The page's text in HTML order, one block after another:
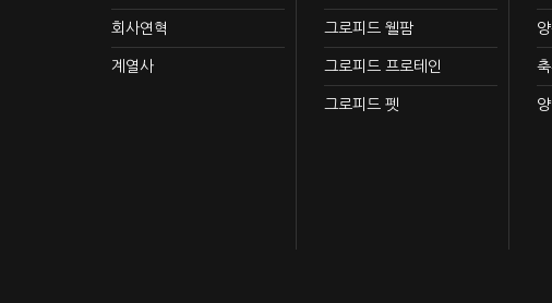
회사연혁
계열사
그로피드 웰팜
그로피드 프로테인
그로피드 펫